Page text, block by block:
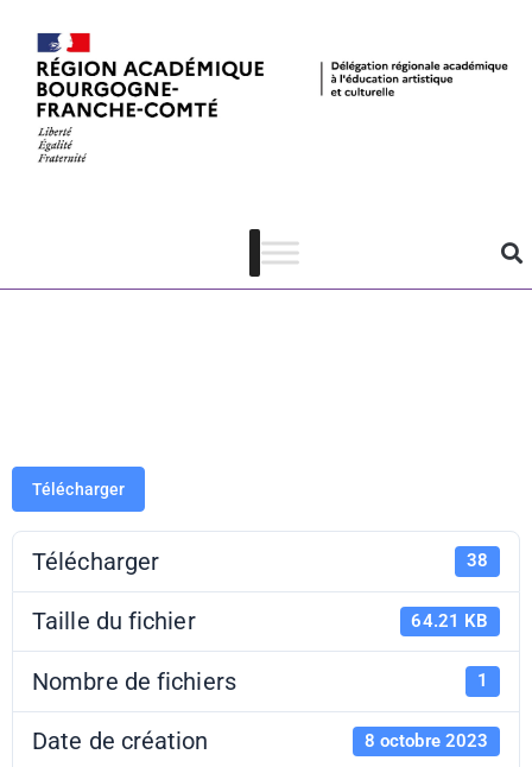
Résidences
d’auteurs –
Participants
Télécharger
Télécharger 38
Taille du fichier 64.21 KB
Nombre de fichiers 1
Date de création 8 octobre 2023